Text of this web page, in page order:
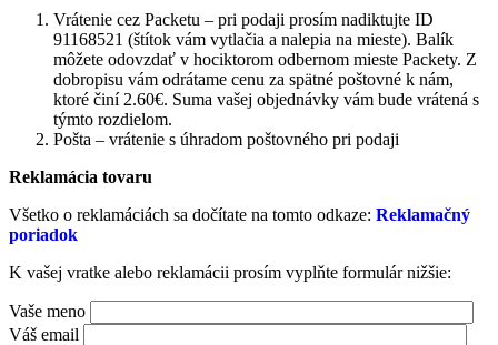
Vrátenie cez Packetu – pri podaji prosím nadiktujte ID
91168521 (štítok vám vytlačia a nalepia na mieste). Balík
môžete odovzdať v hociktorom odbernom mieste Packety. Z
dobropisu vám odrátame cenu za spätné poštovné k nám,
ktoré činí 2.60€. Suma vašej objednávky vám bude vrátená s
týmto rozdielom.
Pošta – vrátenie s úhradom poštovného pri podaji
Reklamácia tovaru
Všetko o reklamáciách sa dočítate na tomto odkaze: Reklamačný
poriadok
K vašej vratke alebo reklamácii prosím vyplňte formulár nižšie:
Vaše meno
Váš email